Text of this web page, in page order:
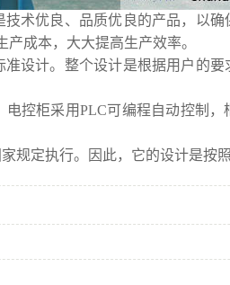
术优良、品质优良的产品，以
成本，大大提高生产效率。
设计。整个设计是根据用户的
控柜采用PLC可编程自动控制
规定执行。因此，它的设计是按